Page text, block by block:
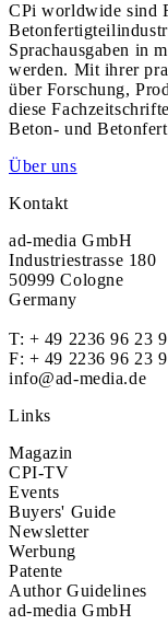
CPi worldwide sind
Sprachausgaben in
werden. Mit ihrer
über Forschung,
diese
Beton- und
Über uns
Kontakt
ad-media GmbH
Industriestrasse 180
50999 Cologne
Germany
T: + 49 2236 96 23
F: + 49 2236 96 23
info@ad-media.de
Links
Magazin
CPI-TV
Events
Buyers' Guide
Newsletter
Werbung
Patente
Author Guidelines
ad-media GmbH